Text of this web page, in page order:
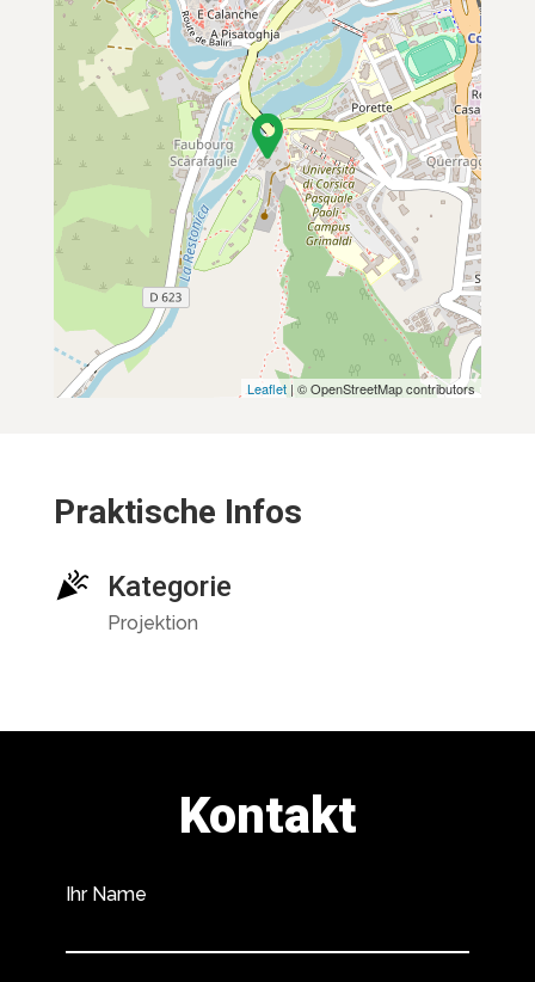
Leaflet | © OpenStreetMap contributors
Praktische Infos
Kategorie
Projektion
Kontakt
Ihr Name